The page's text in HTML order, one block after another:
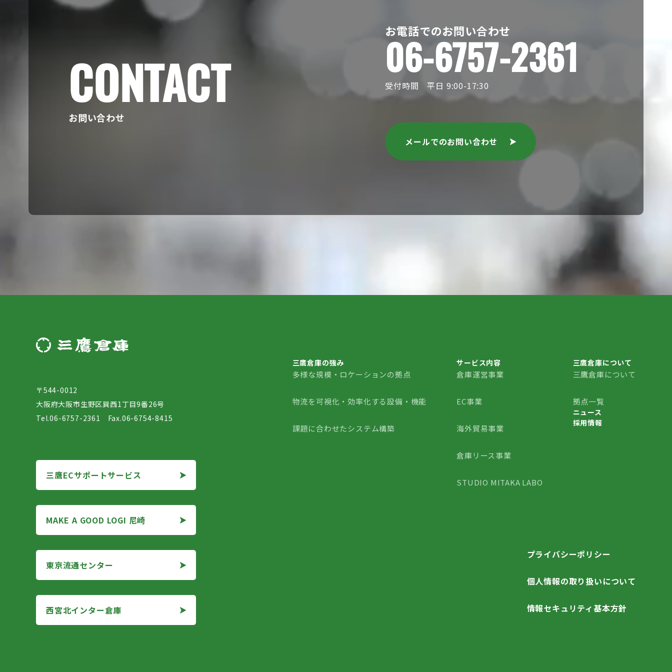
CONTACT
お問い合わせ
お電話でのお問い合わせ
06-6757-2361
受付時間 平日 9:00-17:30
メールでのお問い合わせ
〒544-0012
大阪府大阪市生野区巽西1丁目9番26号
Tel.06-6757-2361 Fax.06-6754-8415
三鷹ECサポートサービス
三鷹ECサポートサービス
MAKE A GOOD LOGI 尼崎
MAKE A GOOD LOGI 尼崎
東京流通センター
東京流通センター
西宮北インター倉庫
三鷹倉庫の強み
三鷹倉庫の強み
多様な規模・ロケーションの拠点
物流を可視化・効率化する設備・機能
課題に合わせたシステム構築
サービス内容
倉庫運営事業
EC事業
海外貿易事業
倉庫リース事業
STUDIO MITAKA LABO
三鷹倉庫について
三鷹倉庫について
拠点一覧
ニュース
ニュース
採用情報
プライバシーポリシー
個人情報の取り扱いについて
情報セキュリティ基本方針